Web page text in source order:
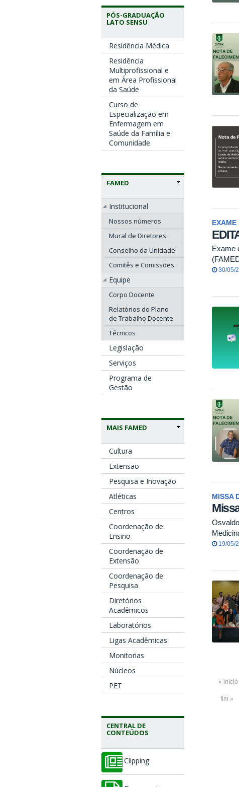
PÓS-GRADUAÇÃO
LATO SENSU
Residência Médica
Residência
Multiprofissional e
em Área Profissional
da Saúde
Curso de
Especialização em
Enfermagem em
Saúde da Família e
Comunidade
FAMED
Institucional
Nossos números
Mural de Diretores
Conselho da Unidade
Comitês e Comissões
Equipe
Corpo Docente
Relatórios do Plano
de Trabalho Docente
Técnicos
Legislação
Serviços
Programa de
Gestão
MAIS FAMED
Cultura
Extensão
Pesquisa e Inovação
Atléticas
Centros
Coordenação de
Ensino
Coordenação de
Extensão
Coordenação de
Pesquisa
Diretórios
Acadêmicos
Laboratórios
Ligas Acadêmicas
Monitorias
Núcleos
PET
CENTRAL DE
CONTEÚDOS
Clipping
Exame
30/05/
MISSA
19/05/
« início
fim »